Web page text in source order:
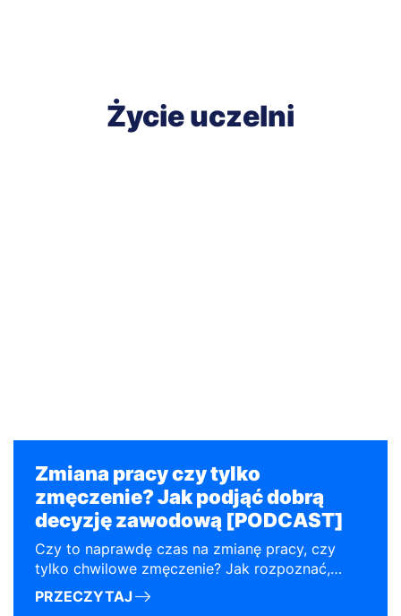
Życie uczelni
Zmiana pracy czy tylko
zmęczenie? Jak podjąć dobrą
decyzję zawodową [PODCAST]
Czy to naprawdę czas na zmianę pracy, czy
tylko chwilowe zmęczenie? Jak rozpoznać,
czego potrzebujemy w życiu zawodowym:
awansu, większych pieniędzy, sensu, rozwoju,
PRZECZYTAJ